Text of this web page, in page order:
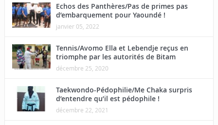
Echos des Panthères/Pas de primes pas
d’embarquement pour Yaoundé !
janvier 05, 2022
Tennis/Avomo Ella et Lebendje reçus en
triomphe par les autorités de Bitam
décembre 25, 2020
Taekwondo-Pédophilie/Me Chaka surpris
d’entendre qu’il est pédophile !
décembre 22, 2021